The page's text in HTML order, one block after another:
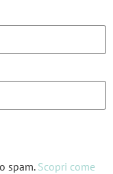
spam. Scopri come